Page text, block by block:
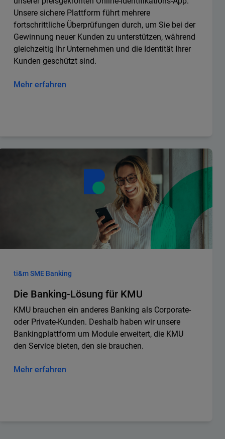
Unsere sichere Plattform führt mehrere
fortschrittliche Überprüfungen durch, um Sie bei der
Gewinnung neuer Kunden zu unterstützen, während
gleichzeitig Ihr Unternehmen und die Identität Ihrer
Kunden geschützt sind.
Mehr erfahren
ti&m SME Banking
Die Banking-Lösung für KMU
KMU brauchen ein anderes Banking als Corporate-
oder Private-Kunden. Deshalb haben wir unsere
Bankingplattform um Module erweitert, die KMU
den Service bieten, den sie brauchen.
Mehr erfahren